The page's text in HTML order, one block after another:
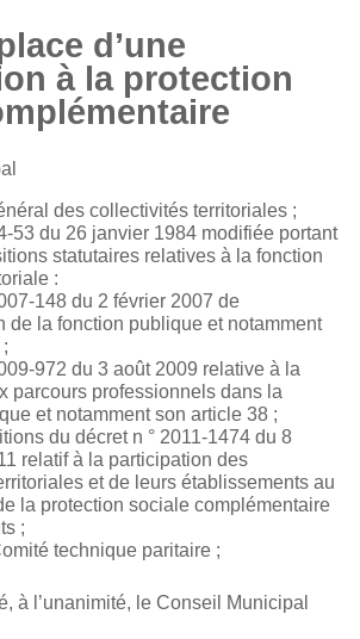
d’une
à la protection
des collectivités territoriales ;
53 du 26 janvier 1984 modifiée portant
statutaires relatives à la fonction
:
148 du 2 février 2007 de
de la fonction publique et notamment
972 du 3 août 2009 relative à la
parcours professionnels dans la
et notamment son article 38 ;
du décret n ° 2011-1474 du 8
relatif à la participation des
et de leurs établissements au
la protection sociale complémentaire
;
technique paritaire ;
à l’unanimité, le Conseil Municipal